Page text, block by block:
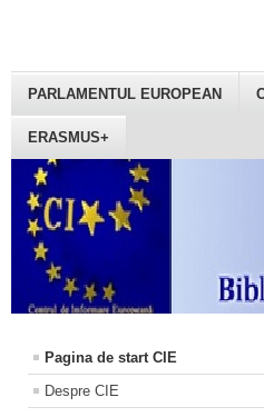
PARLAMENTUL EUROPEAN
ERASMUS+
Pagina de start CIE
Despre CIE